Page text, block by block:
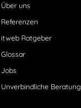
Über uns
Referenzen
itweb Ratgeber
Glossar
Jobs
Unverbindliche Beratung